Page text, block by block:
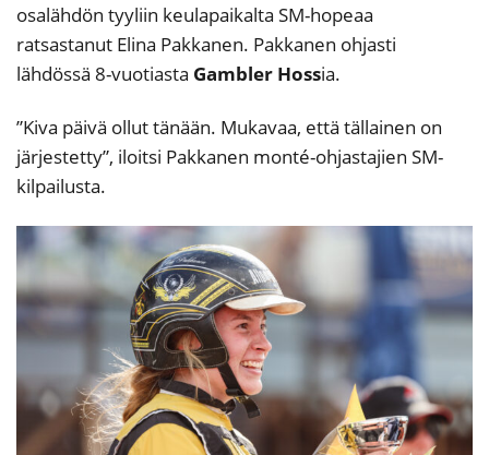
osalähdön tyyliin keulapaikalta SM-hopeaa
ratsastanut Elina Pakkanen. Pakkanen ohjasti
lähdössä 8-vuotiasta Gambler Hossia.
”Kiva päivä ollut tänään. Mukavaa, että tällainen on
järjestetty”, iloitsi Pakkanen monté-ohjastajien SM-
kilpailusta.